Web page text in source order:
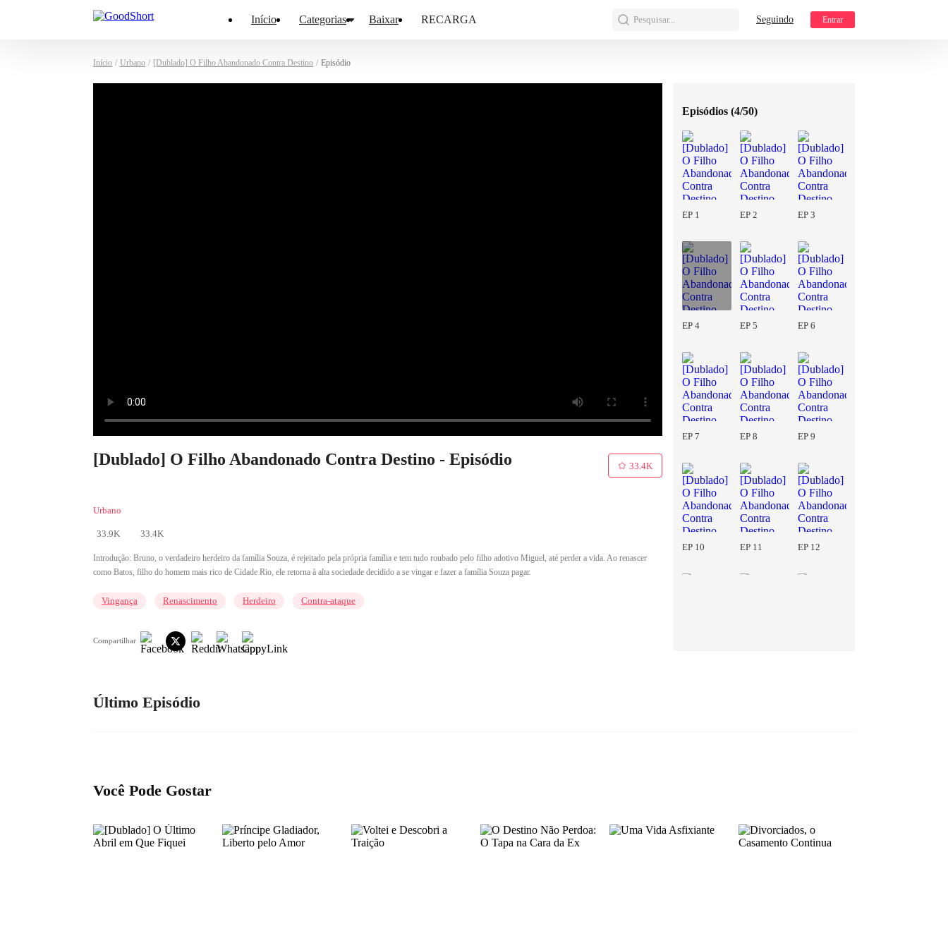
Início Categorias Baixar RECARGA Pesquisar... Seguindo Entrar
Início / Urbano / [Dublado] O Filho Abandonado Contra Destino / Episódio
[Dublado] O Filho Abandonado Contra Destino - Episódio
Urbano
33.9K 33.4K
33.4K
Introdução: Bruno, o verdadeiro herdeiro da família Souza, é rejeitado pela própria família e tem tudo roubado pelo filho adotivo Miguel, até perder a vida. Ao renascer
como Batos, filho do homem mais rico de Cidade Rio, ele retorna à alta sociedade decidido a se vingar e fazer a família Souza pagar.
Vingança Renascimento Herdeiro Contra-ataque
Compartilhar
Episódios (4/50)
EP 1 EP 2 EP 3
EP 4 EP 5 EP 6
EP 7 EP 8 EP 9
EP 10 EP 11 EP 12
Último Episódio
Você Pode Gostar